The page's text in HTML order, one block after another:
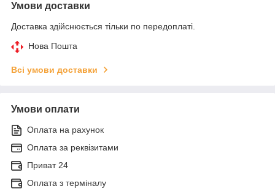
Умови доставки
Доставка здійснюється тільки по передоплаті.
Нова Пошта
Всі умови доставки
Умови оплати
Оплата на рахунок
Оплата за реквізитами
Приват 24
Оплата з терміналу